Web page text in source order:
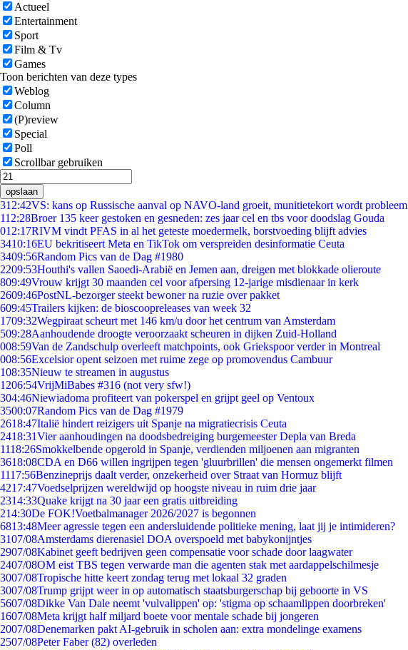
Actueel
Entertainment
Sport
Film & Tv
Games
Toon berichten van deze types
Weblog
Column
(P)review
Special
Poll
Scrollbar gebruiken
opslaan
312:42VS: kans op Russische aanval op NAVO-land groeit, munitietekort wordt probleem
112:28Broer 135 keer gestoken en gesneden: zes jaar cel en tbs voor doodslag Gouda
012:17RIVM vindt PFAS in al het geteste moedermelk, borstvoeding blijft advies
3410:16EU bekritiseert Meta en TikTok om verspreiden desinformatie Ceuta
3409:56Random Pics van de Dag #1980
2209:53Houthi's vallen Saoedi-Arabië en Jemen aan, dreigen met blokkade olieroute
809:49Vrouw krijgt 30 maanden cel voor afpersing 12-jarige misdienaar in kerk
2609:46PostNL-bezorger steekt bewoner na ruzie over pakket
609:45Trailers kijken: de bioscoopreleases van week 32
1709:32Wegpiraat scheurt met 146 km/u door het centrum van Amsterdam
509:28Aanhoudende droogte veroorzaakt scheuren in dijken Zuid-Holland
008:59Van de Zandschulp overleeft matchpoints, ook Griekspoor verder in Montreal
008:56Excelsior opent seizoen met ruime zege op promovendus Cambuur
108:35Nieuw te streamen in augustus
1206:54VrijMiBabes #316 (not very sfw!)
304:46Niewiadoma profiteert van pokerspel en grijpt geel op Ventoux
3500:07Random Pics van de Dag #1979
2618:47Italië hindert reizigers uit Spanje na migratiecrisis Ceuta
2418:31Vier aanhoudingen na doodsbedreiging burgemeester Depla van Breda
1118:26Smokkelbende opgerold in Spanje, verdienden miljoenen aan migranten
3618:08CDA en D66 willen ingrijpen tegen 'gluurbrillen' die mensen ongemerkt filmen
1117:56Benzineprijs daalt verder, onzekerheid over Straat van Hormuz blijft
4217:47Voedselprijzen wereldwijd op hoogste niveau in ruim drie jaar
2314:33Quake krijgt na 30 jaar een gratis uitbreiding
214:30De FOK!Voetbalmanager 2026/2027 is begonnen
6813:48Meer agressie tegen een andersluidende politieke mening, laat jij je intimideren?
3107/08Amsterdams dierenasiel DOA overspoeld met babykonijntjes
2907/08Kabinet geeft bedrijven geen compensatie voor schade door laagwater
2407/08OM eist TBS tegen verwarde man die agenten stak met aardappelschilmesje
3007/08Tropische hitte keert zondag terug met lokaal 32 graden
3007/08Trump grijpt weer in op automatisch staatsburgerschap bij geboorte in VS
5607/08Dikke Van Dale neemt 'vulvalippen' op: 'stigma op schaamlippen doorbreken'
1607/08Meta krijgt half miljard boete voor mentale schade bij jongeren
2007/08Denemarken pakt AI-gebruik in scholen aan: extra mondelinge examens
2507/08Peter Faber (82) overleden